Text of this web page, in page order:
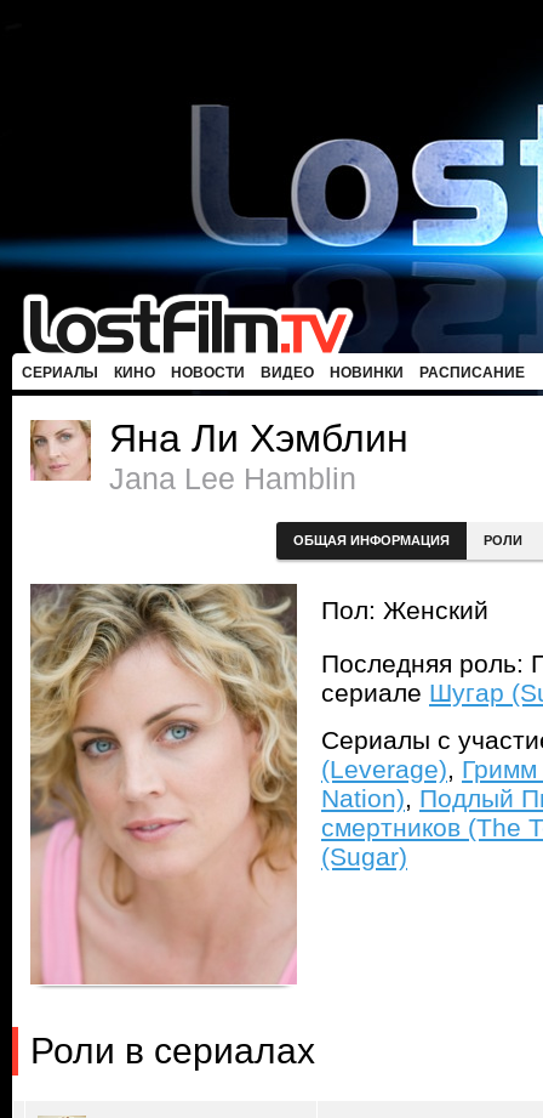
СЕРИАЛЫ КИНО НОВОСТИ ВИДЕО НОВИНКИ РАСПИСАНИЕ
Яна Ли Хэмблин
Jana Lee Hamblin
ОБЩАЯ ИНФОРМАЦИЯ РОЛИ
Пол: Женский
Последняя роль:
сериале Шугар
Сериалы с
(Leverage), Гримм
Nation), Подлый
смертников (The
(Sugar)
Роли в сериалах